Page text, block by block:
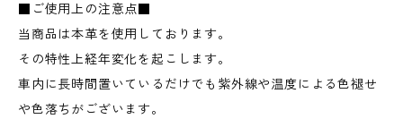
■ご使用上の注意点■
当商品は本革を使用しております。
その特性上経年変化を起こします。
車内に長時間置いているだけでも紫外線や温度による色褪せ
や色落ちがございます。